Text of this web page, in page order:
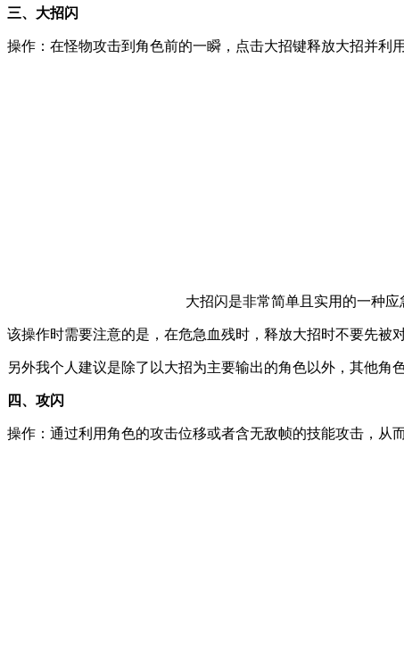
三、大招闪
操作：在怪物攻击到角色前的一瞬，点击大招键释放大招并利
大招闪是非常简单且实用的一种
该操作时需要注意的是，在危急血残时，释放大招时不要先被
另外我个人建议是除了以大招为主要输出的角色以外，其他角
四、攻闪
操作：通过利用角色的攻击位移或者含无敌帧的技能攻击，从